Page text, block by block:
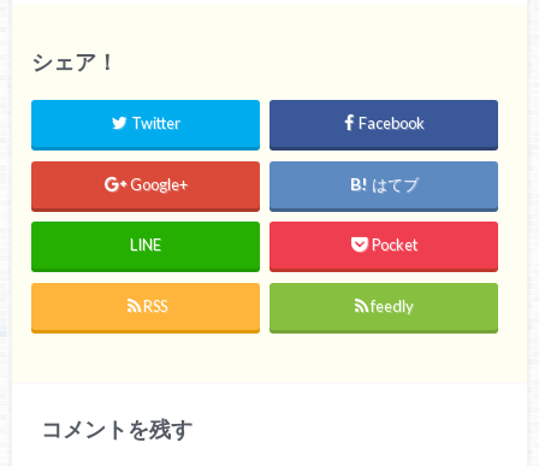
シェア！
Twitter Facebook
Google+ はてブ
LINE Pocket
RSS feedly
コメントを残す